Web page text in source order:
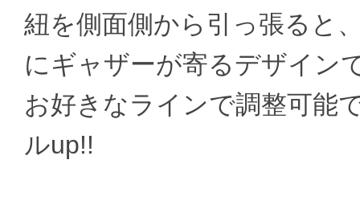
紐を側面側から引っ張ると
にギャザーが寄るデザイン
お好きなラインで調整可能
ルup!!